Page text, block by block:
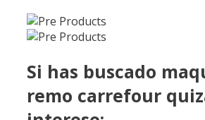
Si has buscado
remo carrefour